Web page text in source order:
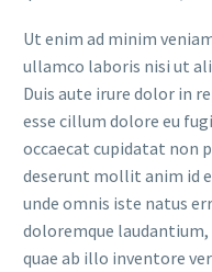
Ut enim ad minim
ullamco laboris nisi ut
Duis aute irure dolor in
esse cillum dolore eu
occaecat cupidatat non
deserunt mollit anim id
unde omnis iste natus
doloremque
quae ab illo inventore